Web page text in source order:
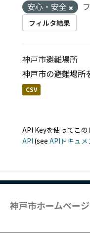
安心・安全
フィルタ結果
神戸市避難場所
神戸市の避難場所
CSV
API Keyを使ってこ
API (see APIドキュメ
神戸市ホームペー